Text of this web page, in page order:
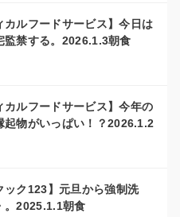
カルフードサービス】今日は
監禁する。2026.1.3朝食
カルフードサービス】今年の
起物がいっぱい！？2026.1.2
ック123】元旦から強制洗
。2025.1.1朝食